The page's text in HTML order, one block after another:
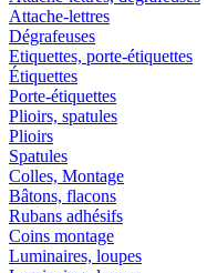
Attache-lettres
Dégrafeuses
Etiquettes, porte-étiquettes
Étiquettes
Porte-étiquettes
Plioirs, spatules
Plioirs
Spatules
Colles, Montage
Bâtons, flacons
Rubans adhésifs
Coins montage
Luminaires, loupes